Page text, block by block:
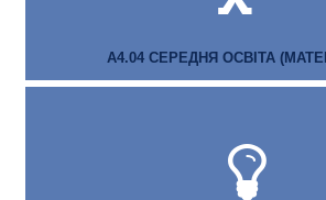
А4.04 СЕРЕДНЯ ОСВІТА